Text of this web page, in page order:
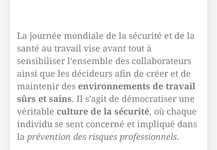
La journée mondiale de la sécurité et de la
santé au travail vise avant tout à
sensibiliser l’ensemble des collaborateurs
ainsi que les décideurs afin de créer et de
maintenir des environnements de travail
sûrs et sains. Il s’agit de démocratiser une
véritable culture de la sécurité, où chaque
individu se sent concerné et impliqué dans
la prévention des risques professionnels.